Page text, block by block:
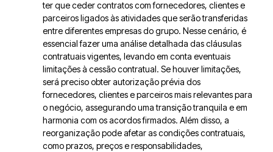
ter que ceder contratos com fornecedores, clientes e
parceiros ligados às atividades que serão transferidas
entre diferentes empresas do grupo. Nesse cenário, é
essencial fazer uma análise detalhada das cláusulas
contratuais vigentes, levando em conta eventuais
limitações à cessão contratual. Se houver limitações,
será preciso obter autorização prévia dos
fornecedores, clientes e parceiros mais relevantes para
o negócio, assegurando uma transição tranquila e em
harmonia com os acordos firmados. Além disso, a
reorganização pode afetar as condições contratuais,
como prazos, preços e responsabilidades,